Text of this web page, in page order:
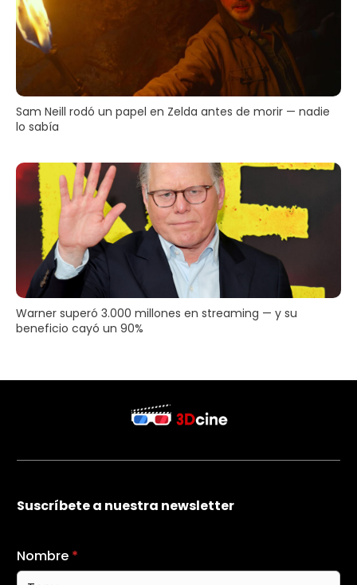
Sam Neill rodó un papel en Zelda antes de morir — nadie
lo sabía
Warner superó 3.000 millones en streaming — y su
beneficio cayó un 90%
Suscríbete a nuestra newsletter
Nombre *